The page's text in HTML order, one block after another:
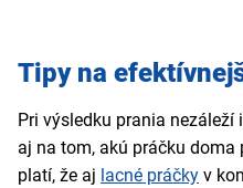
Tipy na
Pri výsledku prania
aj na tom, akú práčku doma
platí, že aj lacné práčky v